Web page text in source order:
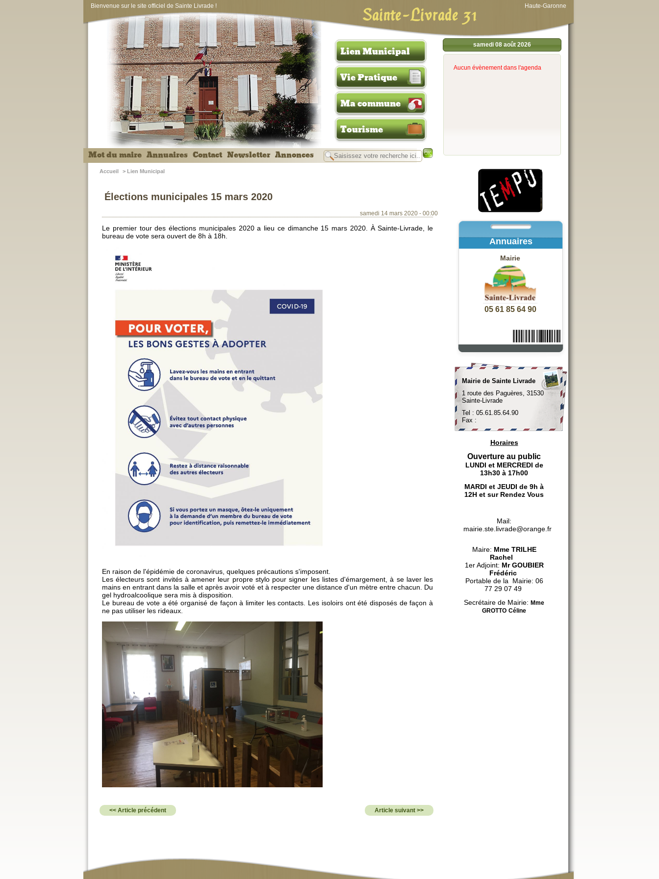
Bienvenue sur le site officiel de Sainte Livrade ! Sainte-Livrade 31 Haute-Garonne
Mot du maire Annuaires Contact Newsletter Annonces
Lien Municipal
Vie Pratique
Ma commune
Tourisme
samedi 08 août 2026
Aucun évènement dans l'agenda
Accueil > Lien Municipal
Élections municipales 15 mars 2020
samedi 14 mars 2020 - 00:00
Le premier tour des élections municipales 2020 a lieu ce dimanche 15 mars 2020. À Sainte-Livrade, le
bureau de vote sera ouvert de 8h à 18h.
En raison de l'épidémie de coronavirus, quelques précautions s'imposent.
Les électeurs sont invités à amener leur propre stylo pour signer les listes d'émargement, à se laver les
mains en entrant dans la salle et après avoir voté et à respecter une distance d'un mètre entre chacun. Du
gel hydroalcoolique sera mis à disposition.
Le bureau de vote a été organisé de façon à limiter les contacts. Les isoloirs ont été disposés de façon à
ne pas utiliser les rideaux.
<< Article précédent Article suivant >>
Annuaires
Mairie
05 61 85 64 90
Mairie de Sainte Livrade
1 route des Paguères, 31530
Sainte-Livrade
Tel : 05.61.85.64.90
Fax :
Horaires
Ouverture au public
LUNDI et MERCREDI de
13h30 à 17h00
MARDI et JEUDI de 9h à
12H et sur Rendez Vous
Mail:
mairie.ste.livrade@orange.fr
Maire: Mme TRILHE
Rachel
1er Adjoint: Mr GOUBIER
Frédéric
Portable de la Mairie: 06
77 29 07 49
Secrétaire de Mairie: Mme
GROTTO Céline